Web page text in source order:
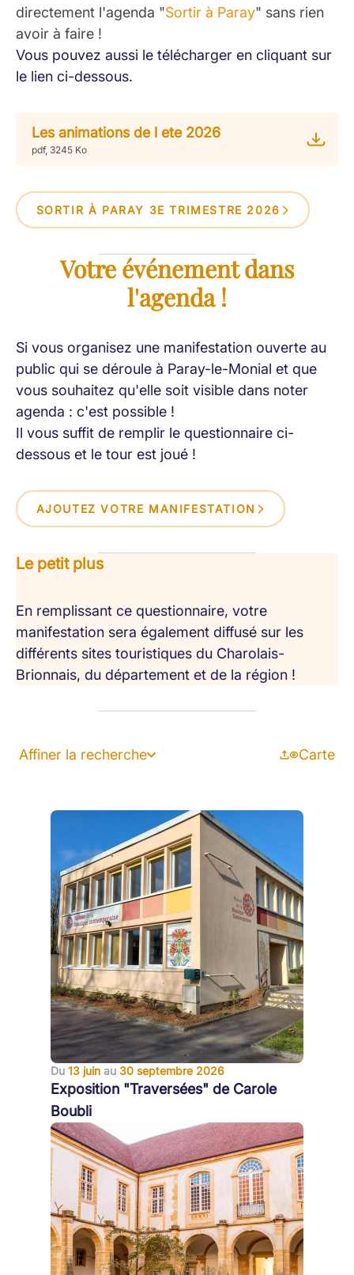
directement l'agenda "Sortir à Paray" sans rien
avoir à faire !
Vous pouvez aussi le télécharger en cliquant sur
le lien ci-dessous.
Les animations de l ete 2026
pdf, 3245 Ko
SORTIR À PARAY 3E TRIMESTRE 2026
Votre événement dans
l'agenda !
Si vous organisez une manifestation ouverte au
public qui se déroule à Paray-le-Monial et que
vous souhaitez qu'elle soit visible dans noter
agenda : c'est possible !
Il vous suffit de remplir le questionnaire ci-
dessous et le tour est joué !
AJOUTEZ VOTRE MANIFESTATION
Le petit plus
En remplissant ce questionnaire, votre
manifestation sera également diffusé sur les
différents sites touristiques du Charolais-
Brionnais, du département et de la région !
Affiner la recherche Carte
Du 13 juin au 30 septembre 2026
Exposition "Traversées" de Carole
Boubli